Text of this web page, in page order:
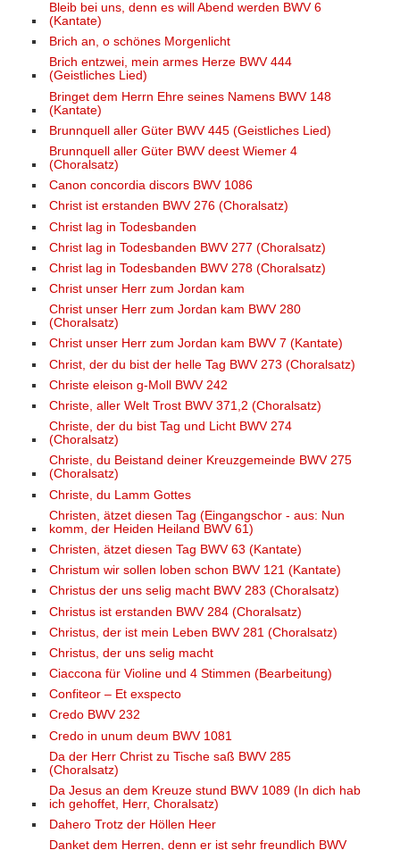
Bleib bei uns, denn es will Abend werden BWV 6
(Kantate)
Brich an, o schönes Morgenlicht
Brich entzwei, mein armes Herze BWV 444
(Geistliches Lied)
Bringet dem Herrn Ehre seines Namens BWV 148
(Kantate)
Brunnquell aller Güter BWV 445 (Geistliches Lied)
Brunnquell aller Güter BWV deest Wiemer 4
(Choralsatz)
Canon concordia discors BWV 1086
Christ ist erstanden BWV 276 (Choralsatz)
Christ lag in Todesbanden
Christ lag in Todesbanden BWV 277 (Choralsatz)
Christ lag in Todesbanden BWV 278 (Choralsatz)
Christ unser Herr zum Jordan kam
Christ unser Herr zum Jordan kam BWV 280
(Choralsatz)
Christ unser Herr zum Jordan kam BWV 7 (Kantate)
Christ, der du bist der helle Tag BWV 273 (Choralsatz)
Christe eleison g-Moll BWV 242
Christe, aller Welt Trost BWV 371,2 (Choralsatz)
Christe, der du bist Tag und Licht BWV 274
(Choralsatz)
Christe, du Beistand deiner Kreuzgemeinde BWV 275
(Choralsatz)
Christe, du Lamm Gottes
Christen, ätzet diesen Tag (Eingangschor - aus: Nun
komm, der Heiden Heiland BWV 61)
Christen, ätzet diesen Tag BWV 63 (Kantate)
Christum wir sollen loben schon BWV 121 (Kantate)
Christus der uns selig macht BWV 283 (Choralsatz)
Christus ist erstanden BWV 284 (Choralsatz)
Christus, der ist mein Leben BWV 281 (Choralsatz)
Christus, der uns selig macht
Ciaccona für Violine und 4 Stimmen (Bearbeitung)
Confiteor – Et exspecto
Credo BWV 232
Credo in unum deum BWV 1081
Da der Herr Christ zu Tische saß BWV 285
(Choralsatz)
Da Jesus an dem Kreuze stund BWV 1089 (In dich hab
ich gehoffet, Herr, Choralsatz)
Dahero Trotz der Höllen Heer
Danket dem Herren, denn er ist sehr freundlich BWV